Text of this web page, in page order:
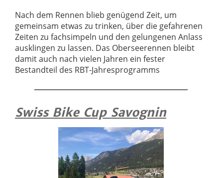
Nach dem Rennen blieb genügend Zeit, um
gemeinsam etwas zu trinken, über die gefahrenen
Zeiten zu fachsimpeln und den gelungenen Anlass
ausklingen zu lassen. Das Oberseerennen bleibt
damit auch nach vielen Jahren ein fester
Bestandteil des RBT-Jahresprogramms
Swiss Bike Cup Savognin